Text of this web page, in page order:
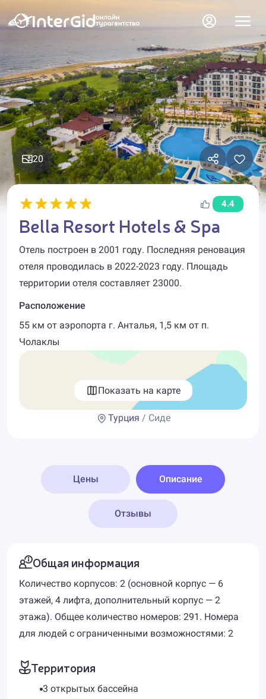
20
4.4
Bella Resort Hotels & Spa
Отель построен в 2001 году. Последняя реновация
отеля проводилась в 2022-2023 году. Площадь
территории отеля составляет 23000.
Расположение
55 км от аэропорта г. Анталья, 1,5 км от п.
Чолаклы
Показать на карте
Турция / Сиде
Цены Описание
Отзывы
Общая информация
Количество корпусов: 2 (основной корпус — 6
этажей, 4 лифта, дополнительный корпус — 2
этажа). Общее количество номеров: 291. Номера
для людей с ограниченными возможностями: 2
Территория
3 открытых бассейна